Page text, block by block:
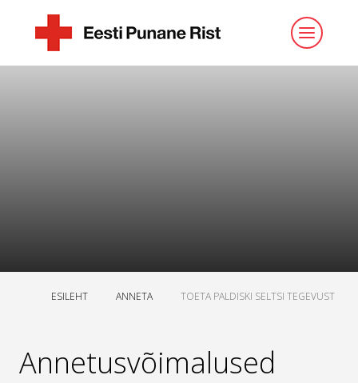
ESILEHT ANNETA TOETA PALDISKI SELTSI TEGEVUST
Annetusvõimalused